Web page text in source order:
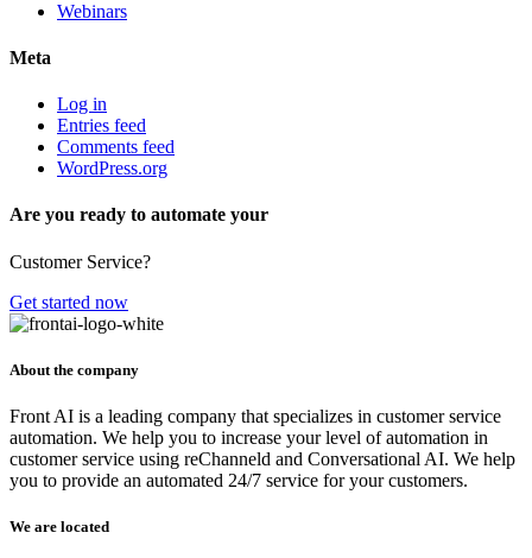
Webinars
Meta
Log in
Entries feed
Comments feed
WordPress.org
Are you ready to automate your
Customer Service?
Get started now
About the company
Front AI is a leading company that specializes in customer service
automation. We help you to increase your level of automation in
customer service using reChanneld and Conversational AI. We help
you to provide an automated 24/7 service for your customers.
We are located